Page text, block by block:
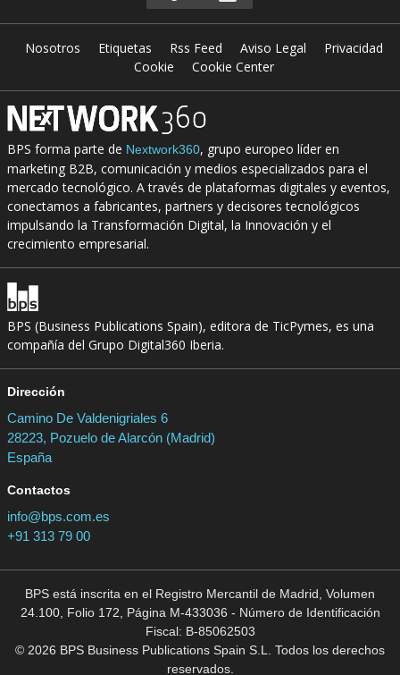
Nosotros Etiquetas Rss Feed Aviso Legal
Privacidad
Cookie
Cookie Center
BPS forma parte de Nextwork360, grupo europeo líder en
marketing B2B, comunicación y medios especializados para el
mercado tecnológico. A través de plataformas digitales y eventos,
conectamos a fabricantes, partners y decisores tecnológicos
impulsando la Transformación Digital, la Innovación y el
crecimiento empresarial.
BPS (Business Publications Spain), editora de TicPymes, es una
compañía del Grupo Digital360 Iberia.
Dirección
Camino De Valdenigriales 6
28223, Pozuelo de Alarcón (Madrid)
España
Contactos
info@bps.com.es
+91 313 79 00
BPS está inscrita en el Registro Mercantil de Madrid, Volumen
24.100, Folio 172, Página M-433036 - Número de Identificación
Fiscal: B-85062503
© 2026 BPS Business Publications Spain S.L. Todos los derechos
reservados.